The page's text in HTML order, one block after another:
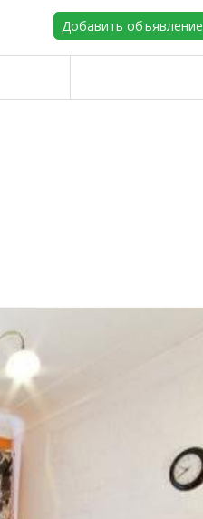
Добавить объявление